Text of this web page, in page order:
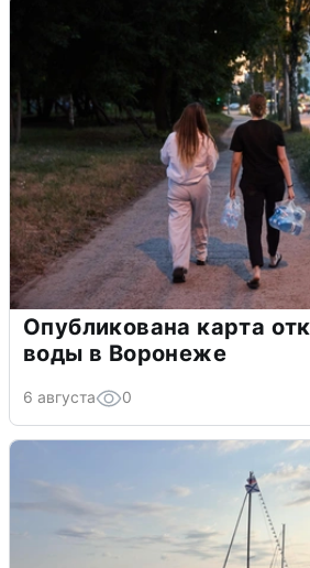
Опубликована карта
воды в Воронеже
6 августа 0